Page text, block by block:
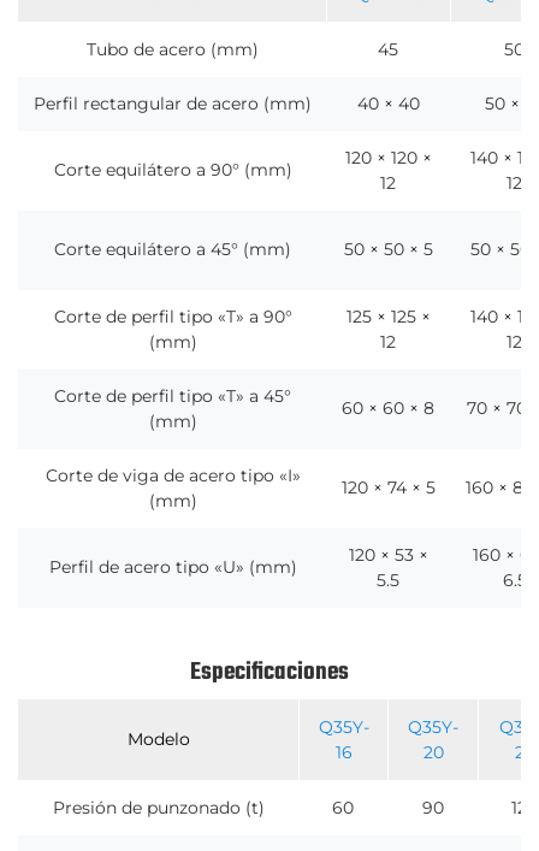
Tubo de acero (mm) 45 50
Perfil rectangular de acero (mm) 40 × 40 50 ×
Corte equilátero a 90° (mm)
120 × 120 ×
12
140 ×
12
Corte equilátero a 45° (mm) 50 × 50 × 5 50 × 50
Corte de perfil tipo «T» a 90°
(mm)
125 × 125 ×
12
140 ×
12
Corte de perfil tipo «T» a 45°
(mm)
60 × 60 × 8 70 × 70
Corte de viga de acero tipo «I»
(mm)
120 × 74 × 5 160 × 86
Perfil de acero tipo «U» (mm)
120 × 53 ×
5.5
160 ×
6.5
Especificaciones
Modelo
Q35Y-
16
Q35Y-
20
25
Presión de punzonado (t) 60 90 120